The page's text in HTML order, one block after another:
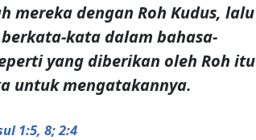
mereka dengan Roh Kudus, lalu
kata dalam bahasa-
yang diberikan oleh Roh itu
untuk mengatakannya.
1:5, 8; 2:4